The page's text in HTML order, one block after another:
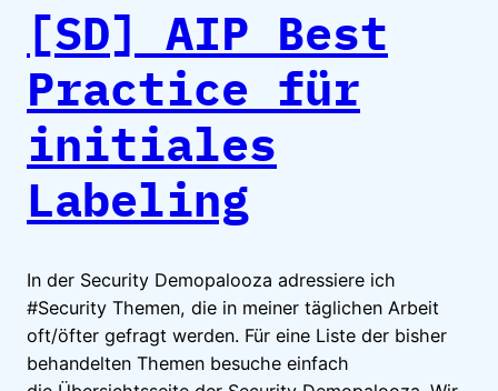
[SD] AIP Best
Practice für
initiales
Labeling
In der Security Demopalooza adressiere ich
#Security Themen, die in meiner täglichen Arbeit
oft/öfter gefragt werden. Für eine Liste der bisher
behandelten Themen besuche einfach